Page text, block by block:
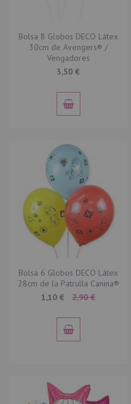
Bolsa 8 Globos DECO Látex
30cm de Avengers® /
Vengadores
3,50 €
Bolsa 6 Globos DECO Látex
28cm de la Patrulla Canina®
Special
1,10 € 2,90 €